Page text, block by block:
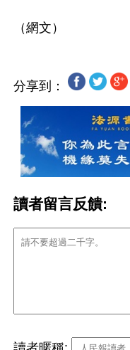
分享到：
讀者留言反饋: